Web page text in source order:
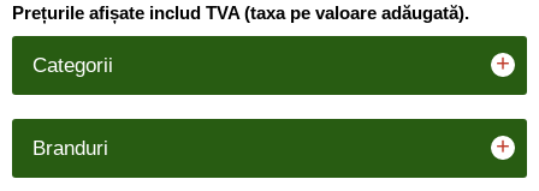
Prețurile afișate includ TVA (taxa pe valoare adăugată).
Categorii +
Branduri +